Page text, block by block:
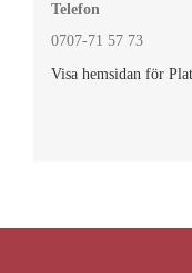
Telefon
0707-71 57 73
Visa hemsidan för